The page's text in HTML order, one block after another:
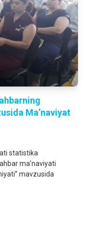
Maʼnaviyat
statistika
mа’nаviyati
mavzusida